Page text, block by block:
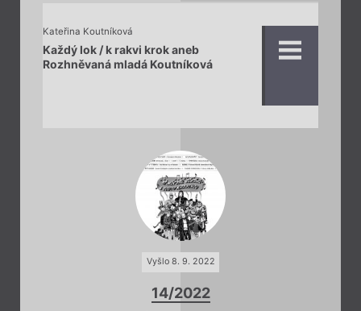
Kateřina Koutníková
Každý lok / k rakvi krok aneb
Rozhněvaná mladá Koutníková
Vyšlo 8. 9. 2022
14/2022